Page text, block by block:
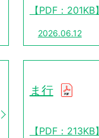
【PDF：201KB】
2026.06.12
ま行
【PDF：213KB】